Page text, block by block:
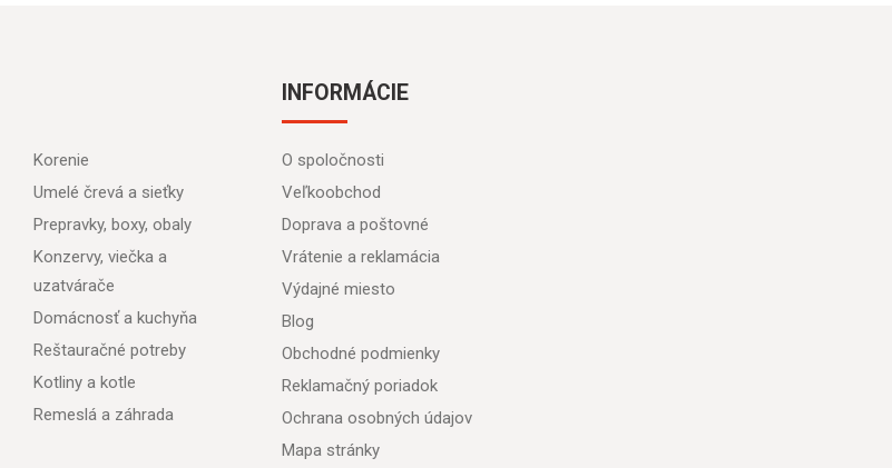
Korenie
Umelé črevá a sieťky
Prepravky, boxy, obaly
Konzervy, viečka a
uzatvárače
Domácnosť a kuchyňa
Reštauračné potreby
Kotliny a kotle
Remeslá a záhrada
INFORMÁCIE
O spoločnosti
Veľkoobchod
Doprava a poštovné
Vrátenie a reklamácia
Výdajné miesto
Blog
Obchodné podmienky
Reklamačný poriadok
Ochrana osobných údajov
Mapa stránky